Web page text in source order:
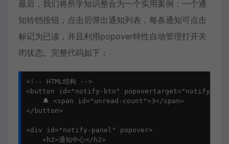
最后，我们将所学知识整合为一个实用案例：一个通
知铃铛按钮，点击后弹出通知列表，每条通知可点击
标记为已读，并且利用popover特性自动管理打开关
闭状态。完整代码如下：
<!-- HTML结构 -->
<button id="notify-btn" popovertarget="notify-
    🔔 <span id="unread-count">3</span>
</button>
<div id="notify-panel" popover>
    <h2>通知中心</h2>